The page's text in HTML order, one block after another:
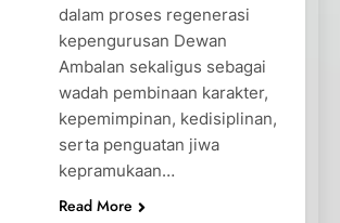
dalam proses regenerasi
kepengurusan Dewan
Ambalan sekaligus sebagai
wadah pembinaan karakter,
kepemimpinan, kedisiplinan,
serta penguatan jiwa
kepramukaan…
Read More